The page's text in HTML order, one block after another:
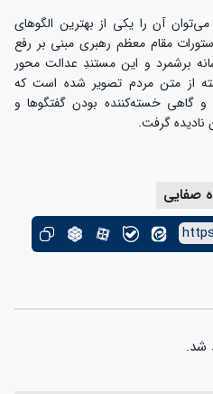
آن را یکی از بهترین الگوهای
مقام معظم رهبری مبنی بر رفع
برشمرد و این مستندِ عدالت محور
از متن مردم تصویر شده است که
و گاهی خسته‌کننده بودن گفتگوها و
نادیده گرفت.
صفایی
شد.